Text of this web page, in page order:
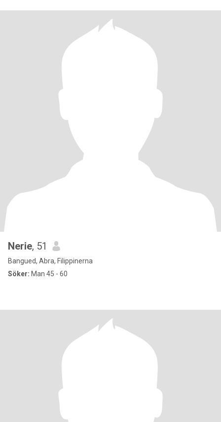
Nerie, 51
Bangued, Abra, Filippinerna
Söker: Man 45 - 60